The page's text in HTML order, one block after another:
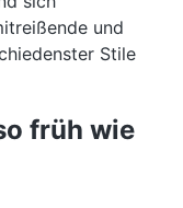
und
Stile
früh wie